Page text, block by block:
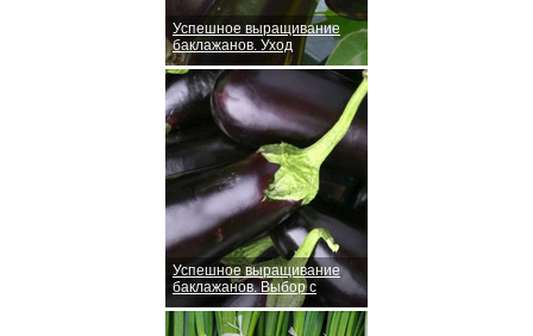
Успешное выращивание
баклажанов. Уход
Успешное выращивание
баклажанов. Выбор с